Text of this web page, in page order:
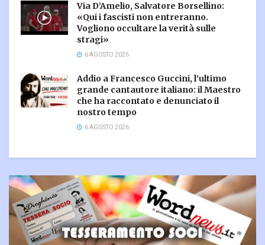
Via D’Amelio, Salvatore Borsellino:
«Qui i fascisti non entreranno.
Vogliono occultare la verità sulle
stragi»
6 AGOSTO 2026
Addio a Francesco Guccini, l’ultimo
grande cantautore italiano: il Maestro
che ha raccontato e denunciato il
nostro tempo
6 AGOSTO 2026